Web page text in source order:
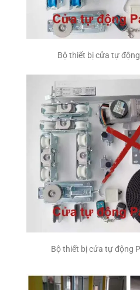
Bộ thiết bị cửa tự
Bộ thiết bị cửa tự động